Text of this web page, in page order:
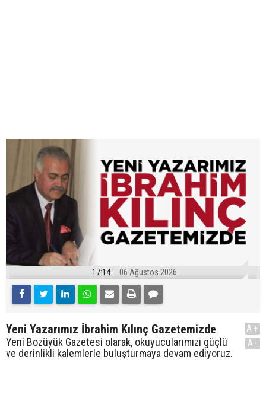
17:14 06 Ağustos 2026
Yeni Yazarımız İbrahim Kılınç Gazetemizde
Yeni Bozüyük Gazetesi olarak, okuyucularımızı güçlü
ve derinlikli kalemlerle buluşturmaya devam ediyoruz.
A+
A-